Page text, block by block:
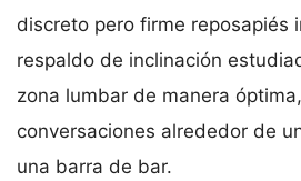
discreto pero firme reposapiés
respaldo de inclinación
zona lumbar de manera
conversaciones alrededor de
una barra de bar.